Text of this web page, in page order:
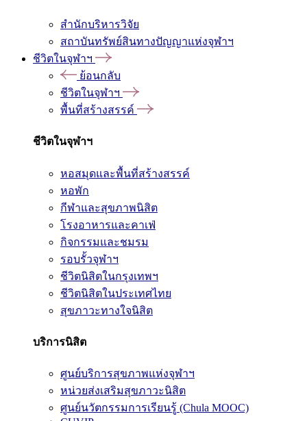
สำนักบริหารวิจัย
สถาบันทรัพย์สินทางปัญญาแห่งจุฬาฯ
ชีวิตในจุฬาฯ
ย้อนกลับ
ชีวิตในจุฬาฯ
พื้นที่สร้างสรรค์
ชีวิตในจุฬาฯ
หอสมุดและพื้นที่สร้างสรรค์
หอพัก
กีฬาและสุขภาพนิสิต
โรงอาหารและคาเฟ่
กิจกรรมและชมรม
รอบรั้วจุฬาฯ
ชีวิตนิสิตในกรุงเทพฯ
ชีวิตนิสิตในประเทศไทย
สุขภาวะทางใจนิสิต
บริการนิสิต
ศูนย์บริการสุขภาพแห่งจุฬาฯ
หน่วยส่งเสริมสุขภาวะนิสิต
ศูนย์นวัตกรรมการเรียนรู้ (Chula MOOC)